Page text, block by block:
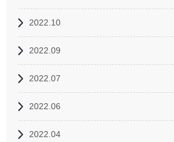
2022.10
2022.09
2022.07
2022.06
2022.04